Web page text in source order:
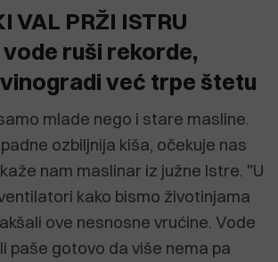
VAL PRŽI ISTRU
ruši rekorde,
već trpe štetu
mlade nego i stare masline.
ozbiljnija kiša, očekuje nas
nam maslinar iz južne Istre. "U
kako bismo životinjama
ove nesnosne vrućine. Vode
paše gotovo da više nema pa